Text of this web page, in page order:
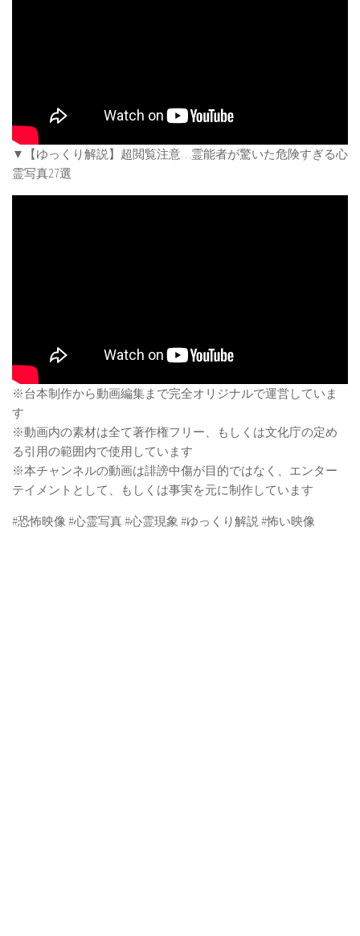
▼【ゆっくり解説】超閲覧注意…霊能者が驚いた危険すぎる心
霊写真27選
※台本制作から動画編集まで完全オリジナルで運営していま
す
※動画内の素材は全て著作権フリー、もしくは文化庁の定め
る引用の範囲内で使用しています
※本チャンネルの動画は誹謗中傷が目的ではなく、エンター
テイメントとして、もしくは事実を元に制作しています
#恐怖映像 #心霊写真 #心霊現象 #ゆっくり解説 #怖い映像